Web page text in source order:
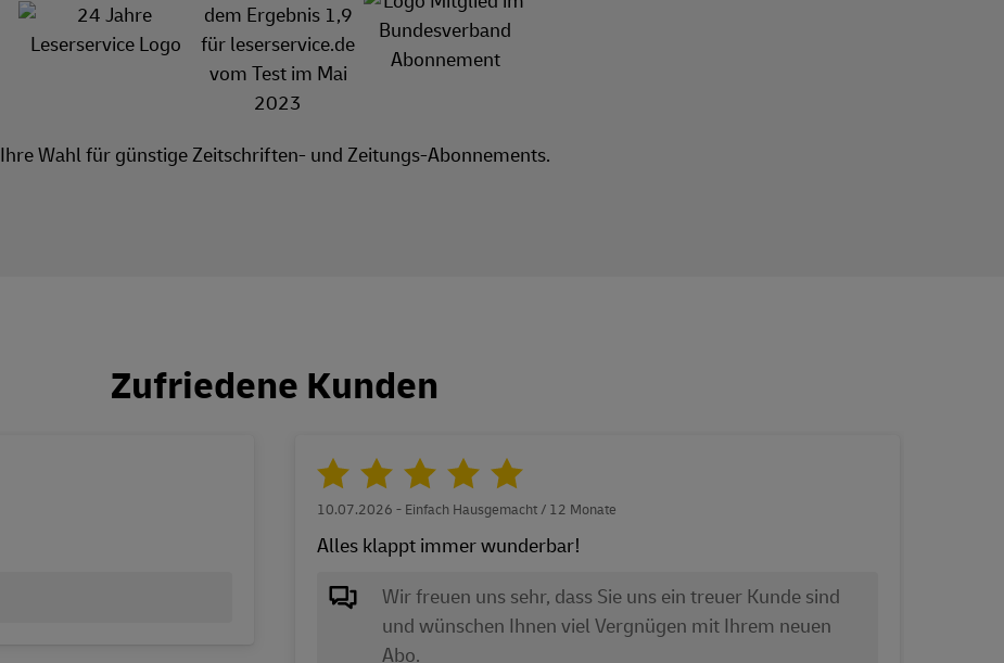
Ihre Wahl für günstige Zeitschriften- und Zeitungs-Abonnements.
Zufriedene Kunden
10.07.2026 - Einfach Hausgemacht / 12 Monate
Alles klappt immer wunderbar!
Wir freuen uns sehr, dass Sie uns ein treuer Kunde sind
und wünschen Ihnen viel Vergnügen mit Ihrem neuen
Abo.